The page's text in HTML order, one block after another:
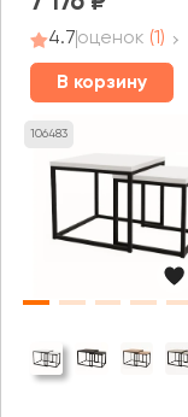
4.7оценок (1)
В корзину
106483